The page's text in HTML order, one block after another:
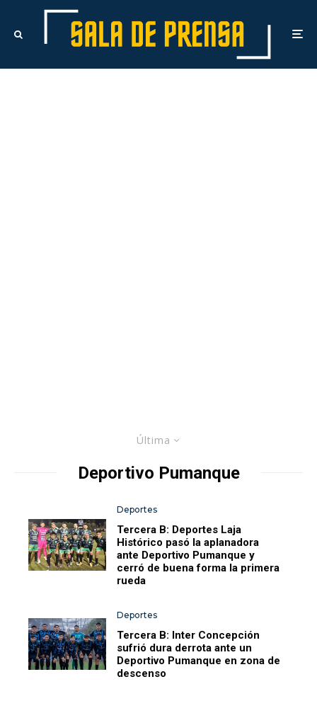
Última
Deportivo Pumanque
Deportes
Tercera B: Deportes Laja
Histórico pasó la aplanadora
ante Deportivo Pumanque y
cerró de buena forma la primera
rueda
Deportes
Tercera B: Inter Concepción
sufrió dura derrota ante un
Deportivo Pumanque en zona de
descenso